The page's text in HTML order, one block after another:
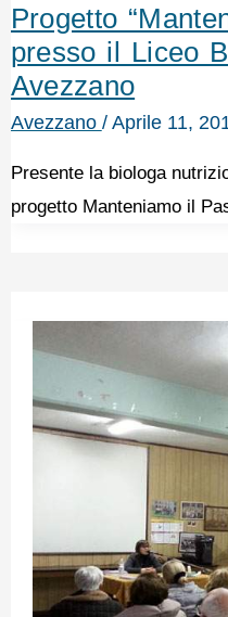
Progetto
presso il Liceo
Avezzano
Avezzano / Aprile 11,
Presente la biologa
progetto Manteniamo il